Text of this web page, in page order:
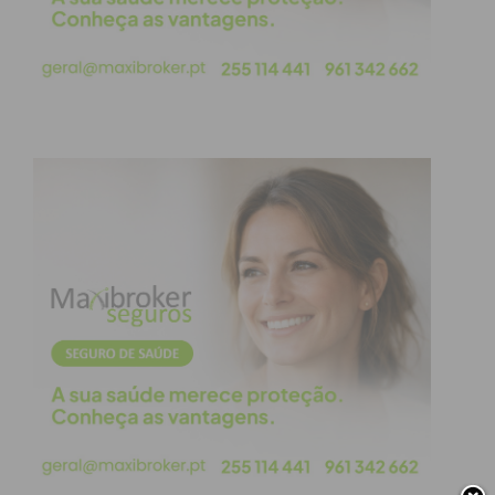
de Freamunde.
apoiaram, a todos aqueles que verdadeiramente
decorrerão todos os sábados a partir de Janeiro.
Grupo Teatral Freamundense GTF
por cá vai
continuar pois ainda há muitas histórias para
Viva o GTF! Viva o Teatro! Viva a Gandarela!
Viva Freamunde!
Feliz Natal a todos e um 2024 cheio de Teatro
Jorge Costa
Presidente do GTF”